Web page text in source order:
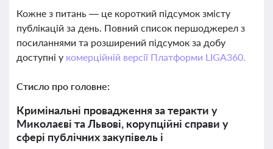
Кожне з питань — це короткий підсумок змісту
публікацій за день. Повний список першоджерел з
посиланнями та розширений підсумок за добу
доступні у комерційній версії Платформи LIGA360.
Стисло про головне:
Кримінальні провадження за теракти у
Миколаєві та Львові, корупційні справи у
сфері публічних закупівель і